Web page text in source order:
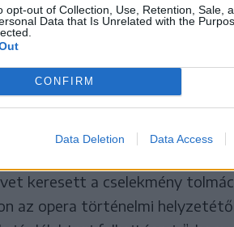
opt-out of Collection, Use, Retention, Sale,
Data that Is Unrelated with the
CONFIRM
Data Deletion Data Access
Ferenc óriási
minden várakozását
és a karnagy a
Anger Ferenc, aki az előadás
és tartalmában is
keresett a cselekmény
az opera történelmi